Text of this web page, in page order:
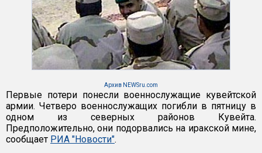
Архив NEWSru.com
Первые потери понесли военнослужащие кувейтской
армии. Четверо военнослужащих погибли в пятницу в
одном из северных районов Кувейта.
Предположительно, они подорвались на иракской мине,
сообщает РИА "Новости".